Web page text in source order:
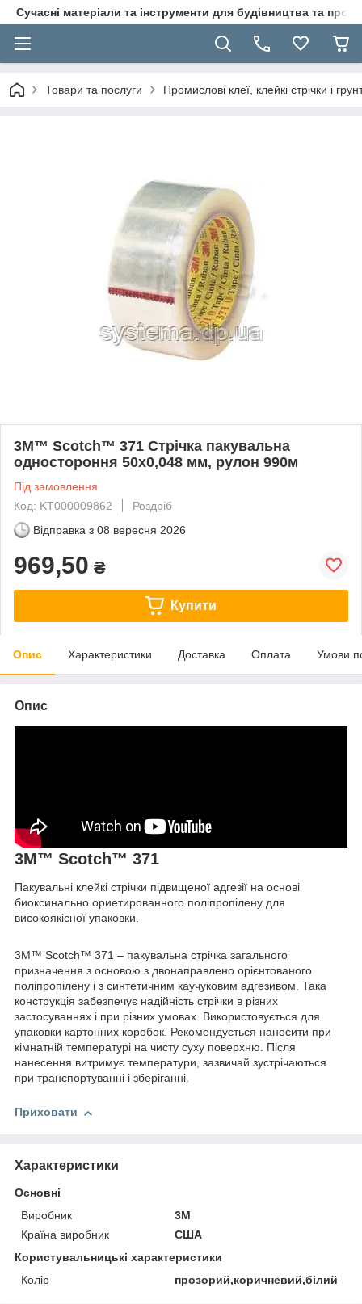
Сучасні матеріали та інструменти для будівництва та
Товари та послуги Промислові клеї, клейкі стрічки і
3M™ Scotch™ 371 Стрічка пакувальна
одностороння 50х0,048 мм, рулон 990м
Під замовлення
Код: KT000009862
Роздріб
Відправка з 08 вересня 2026
969,50 ₴
Купити
Опис Характеристики Доставка Оплата Умови
Опис
3M™ Scotch™ 371
Пакувальні клейкі стрічки підвищеної адгезії на основі
биоксинально ориетированного поліпропілену для
високоякісної упаковки.
3M™ Scotch™ 371 – пакувальна стрічка загального
призначення з основою з двонаправлено орієнтованого
поліпропілену і з синтетичним каучуковим адгезивом. Така
конструкція забезпечує надійність стрічки в різних
застосуваннях і при різних умовах. Використовується для
упаковки картонних коробок. Рекомендується наносити при
кімнатній температурі на чисту суху поверхню. Після
нанесення витримує температури, зазвичай зустрічаються
при транспортуванні і зберіганні.
Приховати
Характеристики
Основні
Виробник
3М
Країна виробник
США
Користувальницькі характеристики
Колір
прозорий,коричневий,білий